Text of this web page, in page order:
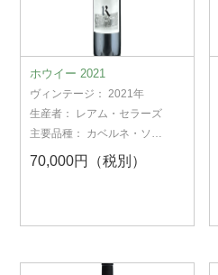
ホウイー 2021
ヴィンテージ：2021年
生産者：
レアム・セラーズ
主要品種： カベルネ・ソー
70,000円（税別）